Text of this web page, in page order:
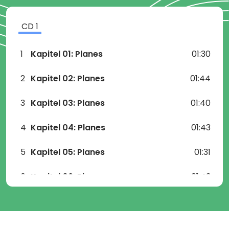
CD1
1 Kapitel 01: Planes 01:30
2 Kapitel 02: Planes 01:44
3 Kapitel 03: Planes 01:40
4 Kapitel 04: Planes 01:43
5 Kapitel 05: Planes 01:31
6 Kapitel 06: Planes 01:43